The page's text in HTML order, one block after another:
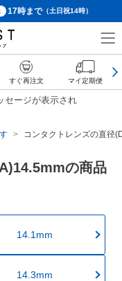
17時まで（土日祝14時）
セージが表示され
コンタクトレンズの直径
の商品
14.1mm
14.3mm
すぐ再注文 マイ定期便